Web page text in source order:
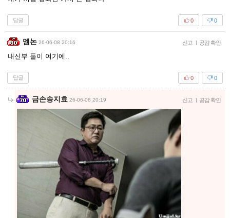
답글 0
0
멤논 26-06-08 20:16 신고 | 공감 확인
내신부 둘이 여기에..
답글 0
0
금손송지효 26-06-08 20:19 신고 | 공감 확인